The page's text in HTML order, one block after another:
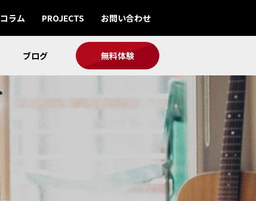
コラム PROJECTS お問い合わせ
ブログ 無料体験